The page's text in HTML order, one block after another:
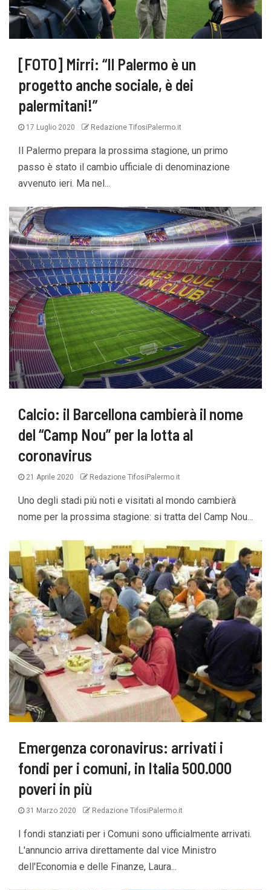
[FOTO] Mirri: “Il Palermo è un
progetto anche sociale, è dei
palermitani!”
17 Luglio 2020 Redazione TifosiPalermo.it
Il Palermo prepara la prossima stagione, un primo
passo è stato il cambio ufficiale di denominazione
avvenuto ieri. Ma nel...
Calcio: il Barcellona cambierà il nome
del “Camp Nou” per la lotta al
coronavirus
21 Aprile 2020 Redazione TifosiPalermo.it
Uno degli stadi più noti e visitati al mondo cambierà
nome per la prossima stagione: si tratta del Camp Nou...
Emergenza coronavirus: arrivati i
fondi per i comuni, in Italia 500.000
poveri in più
31 Marzo 2020 Redazione TifosiPalermo.it
I fondi stanziati per i Comuni sono ufficialmente arrivati.
L'annuncio arriva direttamente dal vice Ministro
dell'Economia e delle Finanze, Laura...